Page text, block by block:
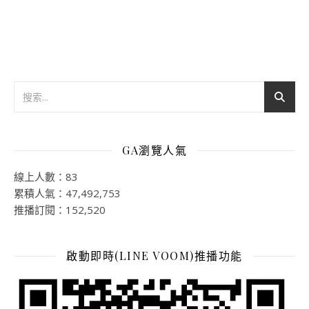
GA瀏覽人氣
線上人數：83
累積人氣：47,492,753
推播訂閱：152,520
啟動即時(LINE VOOM)推播功能